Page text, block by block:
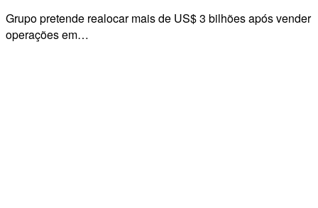
Grupo pretende realocar mais de US$ 3 bilhões após vender
operações em…